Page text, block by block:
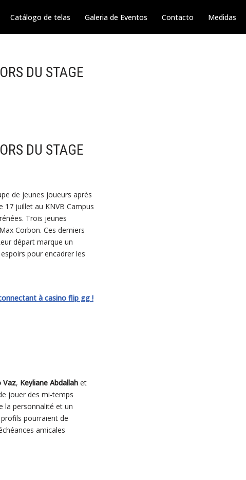
Catálogo de telas Galeria de Eventos Contacto Medidas
DU STAGE
DU STAGE
de jeunes joueurs après
17 juillet au KNVB Campus
Trois jeunes
Corbon. Ces derniers
départ marque un
pour encadrer les
à casino flip gg !
Vaz, Keyliane Abdallahet
jouer des mi-temps
la personnalité et un
pourraient de
amicales